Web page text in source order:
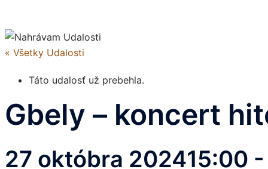
« Všetky Udalosti
Táto udalosť už prebehla.
Gbely – koncert
27 októbra 202415:00 -